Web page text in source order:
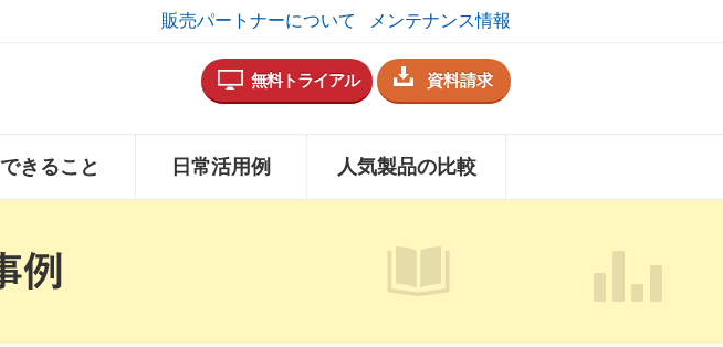
メンテナンス情報
販売パートナーについて
無料トライアル 資料請求
できること 日常活用例 人気製品の比較